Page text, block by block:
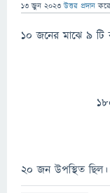
13 জুন 2023 উত্তর প্রদান
10 জনের মাঝে 9
1 টি
180 টি
20 জন উপস্থিত ছিল।